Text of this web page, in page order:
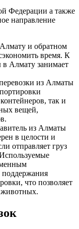
Федерации а также
направление
и обратном
время. К
Алмату занимает
из Алматы
так и
вещей,
из Алматы
в целости и
отправляет груз
что позволяет
животных.